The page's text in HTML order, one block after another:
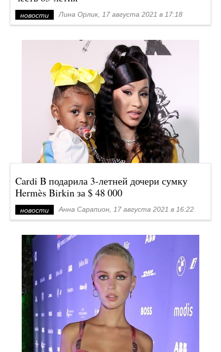
новости Лина Орлик, 17 августа 2021 в 17:18
Cardi B подарила 3-летней дочери сумку
Hermès Birkin за $ 48 000
новости Анна Сарапион, 17 августа 2021 в 16:22